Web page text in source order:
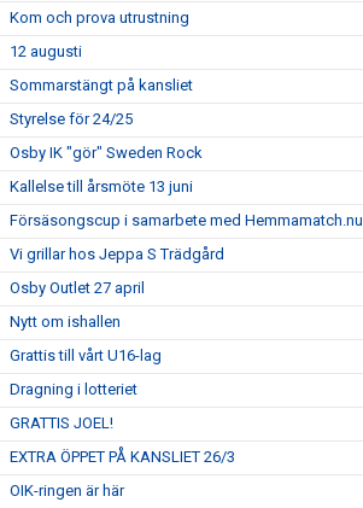
Kom och prova utrustning
12 augusti
Sommarstängt på kansliet
Styrelse för 24/25
Osby IK "gör" Sweden Rock
Kallelse till årsmöte 13 juni
Försäsongscup i samarbete med Hemmamatch.nu
Vi grillar hos Jeppa S Trädgård
Osby Outlet 27 april
Nytt om ishallen
Grattis till vårt U16-lag
Dragning i lotteriet
GRATTIS JOEL!
EXTRA ÖPPET PÅ KANSLIET 26/3
OIK-ringen är här